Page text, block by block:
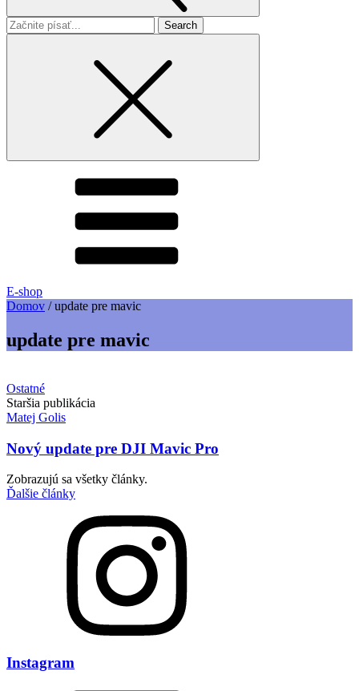
Search
for
E-shop
Domov /update pre mavic
update pre mavic
Ostatné
Staršia publikácia
Matej Golis
Nový update pre DJI Mavic Pro
Zobrazujú sa všetky články.
Ďalšie články
Instagram